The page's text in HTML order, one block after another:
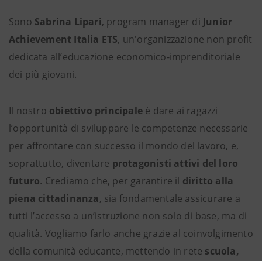
Sono Sabrina Lipari, program manager di Junior
Achievement Italia ETS, un'organizzazione non profit
dedicata all’educazione economico-imprenditoriale
dei più giovani.
Il nostro obiettivo principale è dare ai ragazzi
l’opportunità di sviluppare le competenze necessarie
per affrontare con successo il mondo del lavoro, e,
soprattutto, diventare protagonisti attivi del loro
futuro. Crediamo che, per garantire il diritto alla
piena cittadinanza, sia fondamentale assicurare a
tutti l’accesso a un’istruzione non solo di base, ma di
qualità. Vogliamo farlo anche grazie al coinvolgimento
della comunità educante, mettendo in rete scuola,